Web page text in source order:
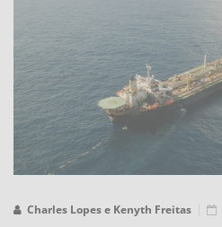
Charles Lopes e Kenyth Freitas